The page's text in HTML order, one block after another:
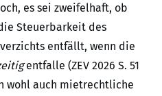
es sei zweifelhaft, ob
Steuerbarkeit des
entfällt, wenn die
entfalle (ZEV 2026 S. 51
wohl auch mietrechtliche